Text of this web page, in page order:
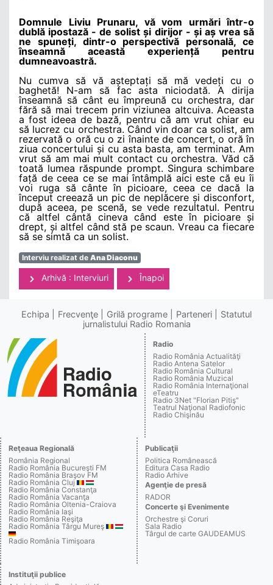
Domnule Liviu Prunaru, vă vom urmări într-o
dublă ipostază - de solist și dirijor - și aș vrea să
ne spuneți, dintr-o perspectivă personală, ce
înseamnă această experiență pentru
dumneavoastră.
Nu cumva să vă așteptați să mă vedeți cu o
baghetă! N-am să fac asta niciodată. A dirija
înseamnă să cânt eu împreună cu orchestra, dar
fără să mai trecem prin viziunea altcuiva. Aceasta
a fost ideea de bază, pentru că am vrut chiar eu
să lucrez cu orchestra. Când vin doar ca solist, am
rezervată o oră cu o zi înainte de concert, o oră în
ziua concertului și cu asta basta, am terminat. Am
vrut să am mai mult contact cu orchestra. Văd că
toată lumea răspunde prompt. Singura schimbare
față de ceea ce se mai întâmplă aici este că eu îi
voi ruga să cânte în picioare, ceea ce dacă la
început creează un pic de neplăcere și disconfort,
după aceea, pe scenă, se vede rezultatul. Pentru
că altfel cântă cineva când este în picioare și
drept, și altfel când stă pe scaun. Vreau ca fiecare
să se simtă ca un solist.
Interviu realizat de Ana Diaconu
Arhivă : Interviuri Înapoi
Echipa Frecvenţe Grilă programe Parteneri
Statutul
jurnalistului Radio Romania
Radio
Radio România Actualităţi
Radio Antena Satelor
Radio România Cultural
Radio România Muzical
Radio România Internaţional
eTeatru
Radio 3Net "Florian Pitiş"
Teatrul Naţional Radiofonic
Radio Chişinău
Reţeaua Regională
România Regional
Radio România Bucureşti FM
Radio România Braşov FM
Radio România Cluj
Radio România Constanţa
Radio România Vacanţa
Radio România Oltenia-Craiova
Radio România Iaşi
Radio România Reşiţa
Radio România Târgu Mureş
Radio România Timişoara
Publicaţii
Politica Românească
Editura Casa Radio
Radio Arhive
Agenţie de presă
RADOR
Concerte şi Evenimente
Orchestre şi Coruri
Sala Radio
Târgul de carte GAUDEAMUS
Instituţii publice